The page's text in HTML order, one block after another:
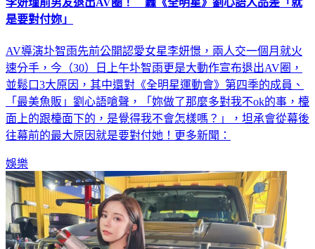
李妍瑾前男友退出AV圈！ 轟《全明星》劉心語人品差「就
是要對付妳」
AV導演圤智雨先前公開認愛女星李妍憬，兩人交一個月就火
速分手，今（30）日上午圤智雨更是大動作宣布退出AV圈，
並鬆口3大原因，其中還對《全明星運動會》第四季的成員、
「最美魚販」劉心語嗆聲，「妳做了那麼多對我不ok的事，檯
面上的跟檯面下的，是覺得我不會怎樣嗎？」，坦承會從幕後
往幕前的最大原因就是要對付她！更多新聞：
娛樂